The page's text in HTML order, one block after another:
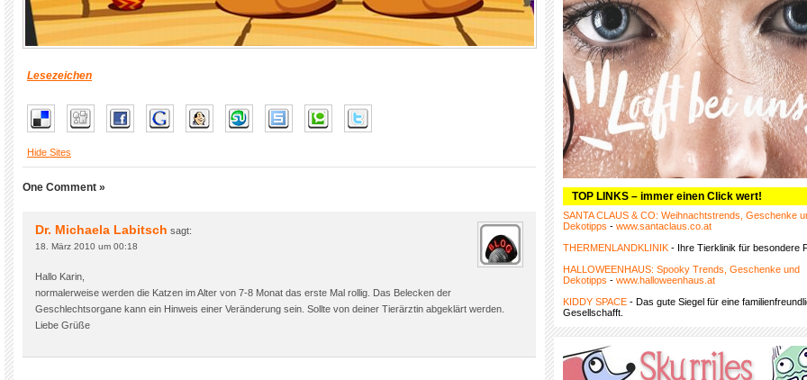
Lesezeichen
Hide Sites
One Comment »
Dr. Michaela Labitsch sagt:
18. März 2010 um 00:18
Hallo Karin,
normalerweise werden die Katzen im Alter von 7-8 Monat das erste Mal rollig. Das Belecken der
Geschlechtsorgane kann ein Hinweis einer Veränderung sein. Sollte von deiner Tierärztin abgeklärt werden.
Liebe Grüße
TOP LINKS – immer einen Click wert!
SANTA CLAUS & CO: Weihnachtstrends, Geschenke
Dekotipps - www.santaclaus.co.at
THERMENLANDKLINIK - Ihre Tierklinik für besondere
HALLOWEENHAUS: Spooky Trends, Geschenke und
Dekotipps - www.halloweenhaus.at
KIDDY SPACE - Das gute Siegel für eine
Gesellschafft.